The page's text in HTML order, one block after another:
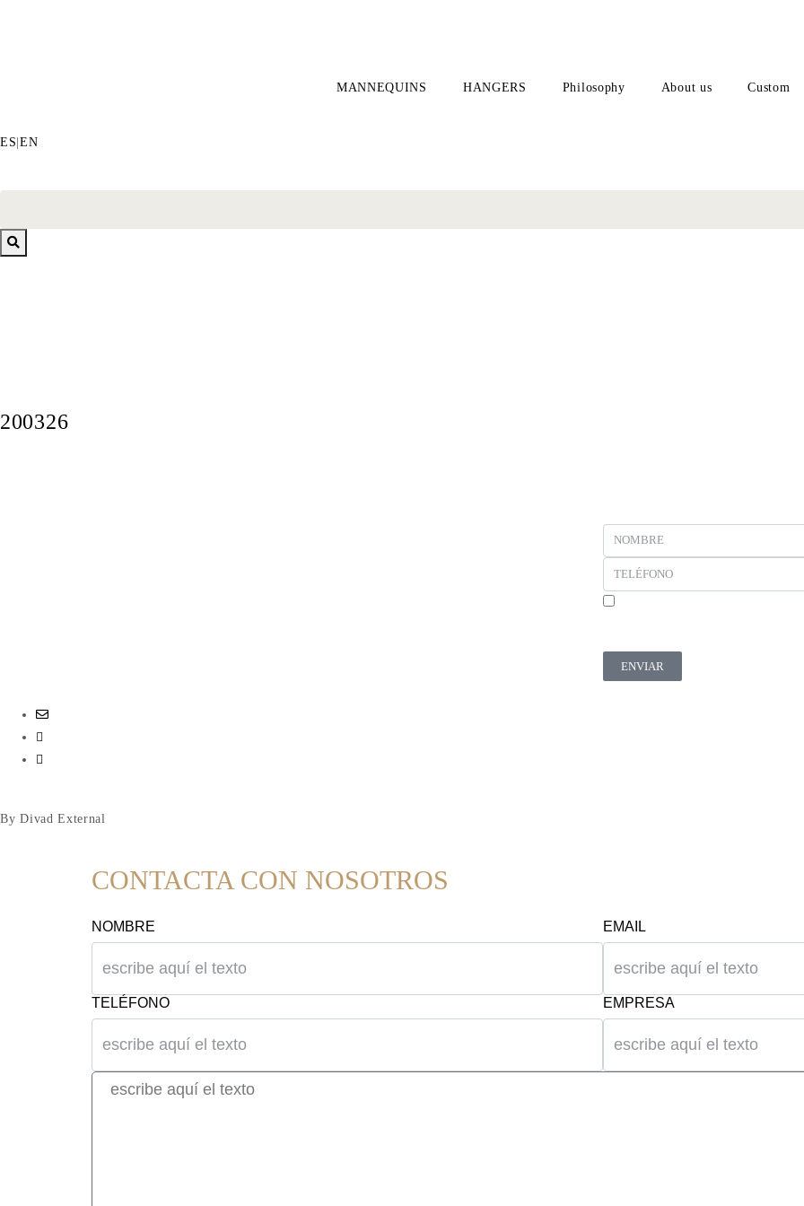
MANNEQUINS HANGERS Philosophy About us Custom
ES |EN
200326
ENVIAR
By Divad External
CONTACTA CON NOSOTROS
NOMBRE EMAIL
TELÉFONO EMPRESA